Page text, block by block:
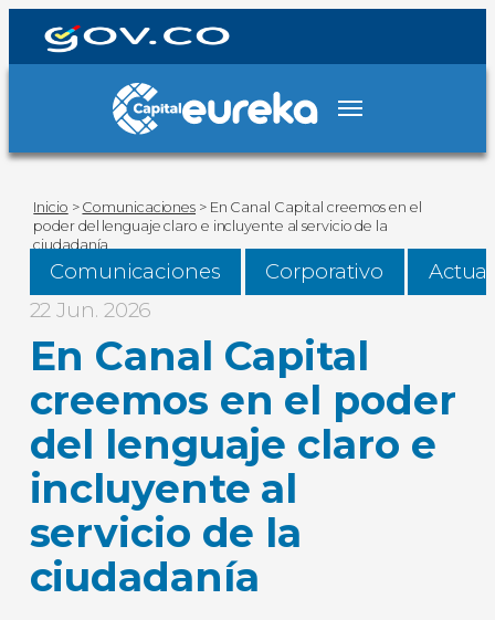
Inicio > Comunicaciones > En Canal Capital creemos en el
poder del lenguaje claro e incluyente al servicio de la
ciudadanía
Comunicaciones Corporativo
22 Jun. 2026
En Canal Capital
creemos en el poder
del lenguaje claro e
incluyente al
servicio de la
ciudadanía